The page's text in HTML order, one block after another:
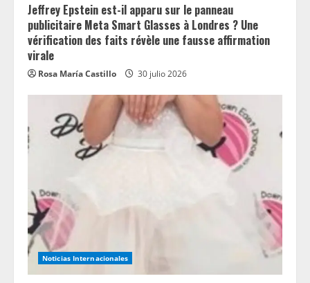
Jeffrey Epstein est-il apparu sur le panneau
publicitaire Meta Smart Glasses à Londres ? Une
vérification des faits révèle une fausse affirmation
virale
Rosa María Castillo 30 julio 2026
Noticias Internacionales